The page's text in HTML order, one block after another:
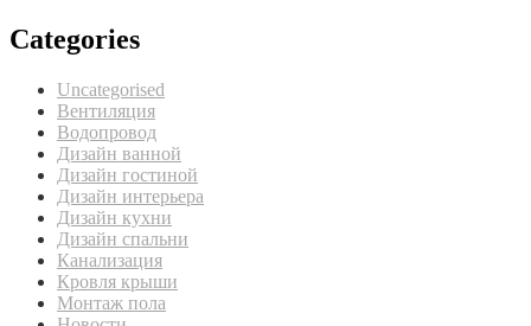
Categories
Uncategorised
Вентиляция
Водопровод
Дизайн ванной
Дизайн гостиной
Дизайн интерьера
Дизайн кухни
Дизайн спальни
Канализация
Кровля крыши
Монтаж пола